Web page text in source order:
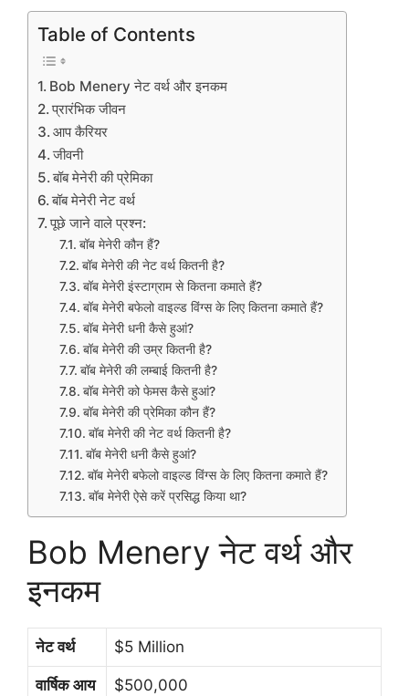
Table of Contents
Bob Menery नेट वर्थ और इनकम
प्रारंभिक जीवन
आप कैरियर
जीवनी
बॉब मेनेरी की प्रेमिका
बॉब मेनेरी नेट वर्थ
पूछे जाने वाले प्रश्न:
बॉब मेनेरी कौन हैं?
बॉब मेनेरी की नेट वर्थ कितनी है?
बॉब मेनेरी इंस्टाग्राम से कितना कमाते हैं?
बॉब मेनेरी बफेलो वाइल्ड विंग्स के लिए कितना कमाते हैं?
बॉब मेनेरी धनी कैसे हुआं?
बॉब मेनेरी की उम्र कितनी है?
बॉब मेनेरी की लम्बाई कितनी है?
बॉब मेनेरी को फेमस कैसे हुआं?
बॉब मेनेरी की प्रेमिका कौन हैं?
बॉब मेनेरी की नेट वर्थ कितनी है?
बॉब मेनेरी धनी कैसे हुआं?
बॉब मेनेरी बफेलो वाइल्ड विंग्स के लिए कितना कमाते हैं?
बॉब मेनेरी ऐसे करें प्रसिद्ध किया था?
Bob Menery नेट वर्थ और
इनकम
नेट वर्थ $5 Million
वार्षिक आय $500,000